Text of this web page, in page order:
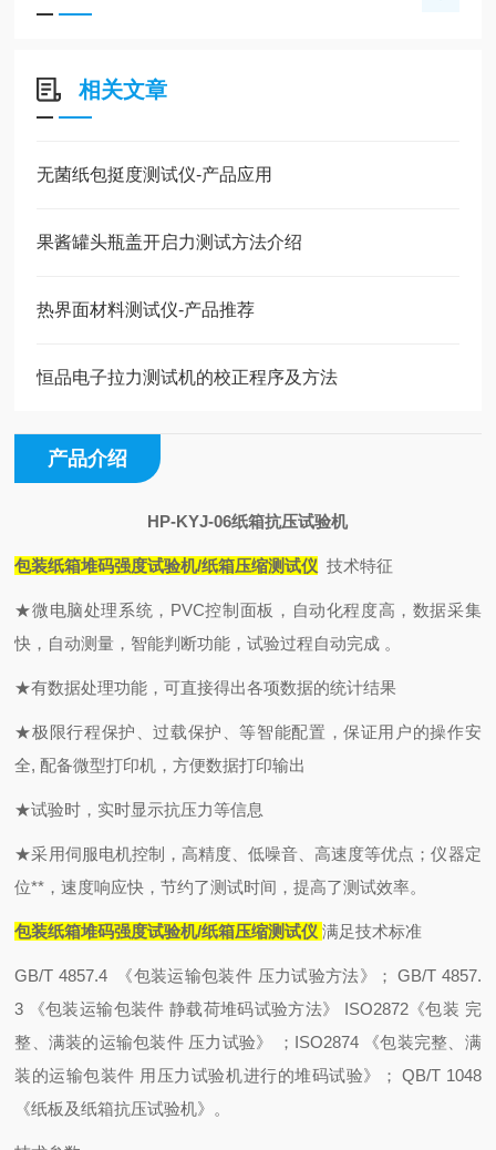
相关文章
无菌纸包挺度测试仪-产品应用
果酱罐头瓶盖开启力测试方法介绍
热界面材料测试仪-产品推荐
恒品电子拉力测试机的校正程序及方法
产品介绍
HP-KYJ-06纸箱抗压试验机
包装纸箱堆码强度试验机/纸箱压缩测试仪 技术特征
★微电脑处理系统，PVC控制面板，自动化程度高，数据采集
快，自动测量，智能判断功能，试验过程自动完成 。
★有数据处理功能，可直接得出各项数据的统计结果
★极限行程保护、过载保护、等智能配置，保证用户的操作安
全, 配备微型打印机，方便数据打印输出
★试验时，实时显示抗压力等信息
★采用伺服电机控制，高精度、低噪音、高速度等优点；仪器定
位**，速度响应快，节约了测试时间，提高了测试效率。
包装纸箱堆码强度试验机/纸箱压缩测试仪 满足技术标准
GB/T 4857.4 《包装运输包装件 压力试验方法》； GB/T 4857.
3 《包装运输包装件 静载荷堆码试验方法》 ISO2872《包装 完
整、满装的运输包装件 压力试验》 ；ISO2874 《包装完整、满
装的运输包装件 用压力试验机进行的堆码试验》； QB/T 1048
《纸板及纸箱抗压试验机》。